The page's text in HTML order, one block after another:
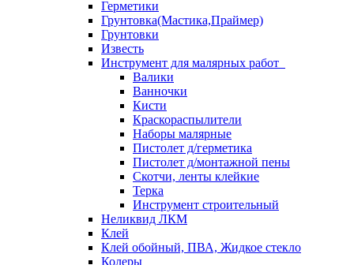
Герметики
Грунтовка(Мастика,Праймер)
Грунтовки
Известь
Инструмент для малярных работ
Валики
Ванночки
Кисти
Краскораспылители
Наборы малярные
Пистолет д/герметика
Пистолет д/монтажной пены
Скотчи, ленты клейкие
Терка
Инструмент строительный
Неликвид ЛКМ
Клей
Клей обойный, ПВА, Жидкое стекло
Колеры